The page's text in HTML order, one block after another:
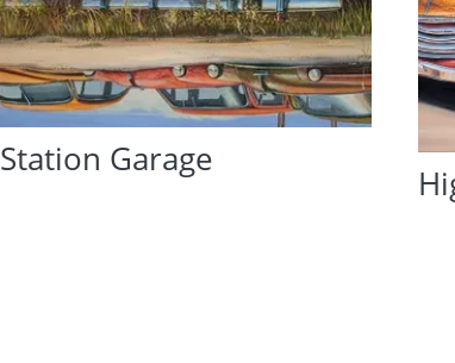
Station Garage